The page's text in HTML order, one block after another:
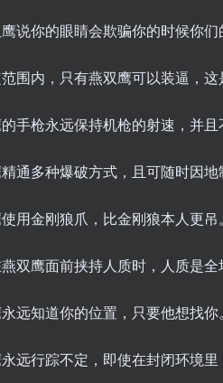
说你的眼睛会欺骗你的时候你们
围内，只有燕双鹰可以装逼，这
手枪永远保持机枪的射速，并且
通多种爆破方式，且可随时因地
用金刚狼爪，比金刚狼本人更吊。
双鹰面前挟持人质时，人质是全
远知道你的位置，只要他想找你。
远行踪不定，即使在封闭环境